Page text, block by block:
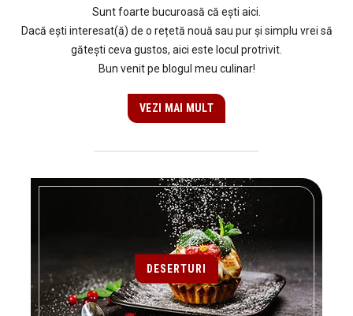
Sunt foarte bucuroasă că ești aici.
Dacă ești interesat(ă) de o rețetă nouă sau pur și simplu vrei să
gătești ceva gustos, aici este locul protrivit.
Bun venit pe blogul meu culinar!
VEZI MAI MULT
DESERTURI